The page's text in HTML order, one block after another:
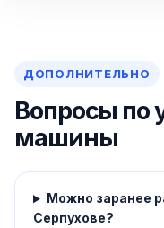
ДОПОЛНИТЕЛЬНО
Вопросы по
машины
Можно заранее
Серпухове?